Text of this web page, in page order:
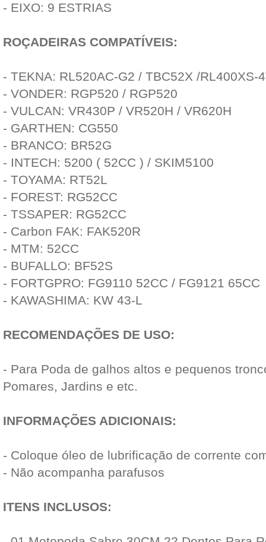
- EIXO: 9 ESTRIAS
ROÇADEIRAS COMPATÍVEIS:
- TEKNA: RL520AC-G2 / TBC52X /RL400XS-
- VONDER: RGP520 / RGP520
- VULCAN: VR430P / VR520H / VR620H
- GARTHEN: CG550
- BRANCO: BR52G
- INTECH: 5200 ( 52CC ) / SKIM5100
- TOYAMA: RT52L
- FOREST: RG52CC
- TSSAPER: RG52CC
- Carbon FAK: FAK520R
- MTM: 52CC
- BUFALLO: BF52S
- FORTGPRO: FG9110 52CC / FG9121 65CC
- KAWASHIMA: KW 43-L
RECOMENDAÇÕES DE USO:
- Para Poda de galhos altos e pequenos
Pomares, Jardins e etc.
INFORMAÇÕES ADICIONAIS:
- Coloque óleo de lubrificação de corrente
- Não acompanha parafusos
ITENS INCLUSOS: